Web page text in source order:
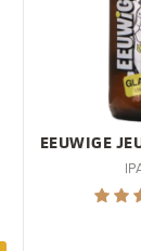
EEUWIGE